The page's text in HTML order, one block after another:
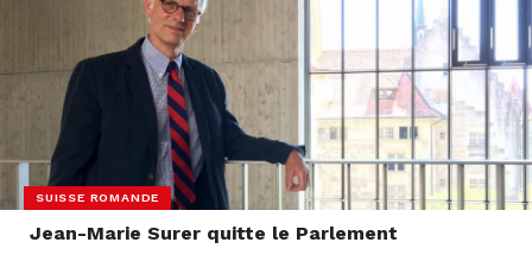
SUISSE ROMANDE
Jean-Marie Surer quitte le Parlement